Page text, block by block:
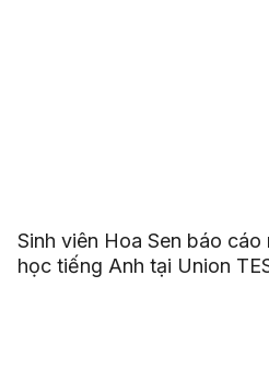
Sinh viên Hoa Sen báo
học tiếng Anh tại Union